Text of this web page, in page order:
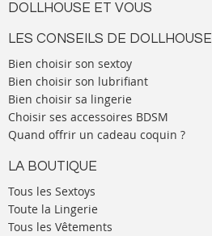
DOLLHOUSE ET VOUS
LES CONSEILS DE DOLLHOUSE
Bien choisir son sextoy
Bien choisir son lubrifiant
Bien choisir sa lingerie
Choisir ses accessoires BDSM
Quand offrir un cadeau coquin ?
LA BOUTIQUE
Tous les Sextoys
Toute la Lingerie
Tous les Vêtements